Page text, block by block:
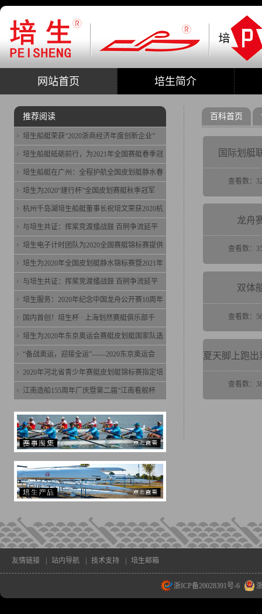
网站首页 培生简介
百科首页
国际划艇
查看数：
龙舟
查看数：
双体
查看数：
查看数：
推荐阅读
培生船艇荣获“2020浙商经济年度创新企业”
培生船艇砥砺前行，为2021年全国赛艇春季冠
培生船艇在广州：全程护航全国皮划艇静水春
培生为2020“建行杯”全国皮划赛艇秋季冠军
杭州千岛湖培生船艇董事长祝培文荣获2020杭
与培生共证：挥桨竞渡擂战鼓 百舸争流延平
培生电子计时团队为2020全国赛艇锦标赛提供
培生为2020年全国皮划艇静水锦标赛暨2021年
与培生共证：挥桨竞渡擂战鼓 百舸争流延平
培生服务：2020年纪念中国龙舟公开赛10周年
国内首创！培生杯 · 上海划然赛艇俱乐部千
培生为2020年东京奥运会赛艇皮划艇国家队选
“备战奥运，迎接全运”——2020东京奥运会
2020年河北省青少年赛艇皮划艇锦标赛指定培
江南造船155周年厂庆暨第二届“江南看舰杯
友情链接 | 站内导航 | 技术支持 | 培生邮箱
浙ICP备20028391号-6